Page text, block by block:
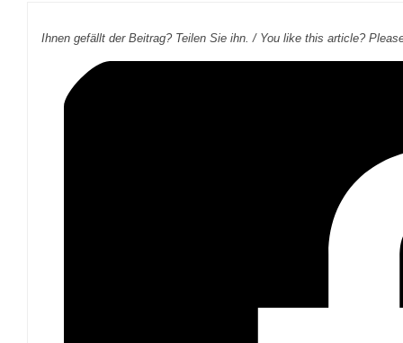
Ihnen gefällt der Beitrag? Teilen Sie ihn. / You like this article?